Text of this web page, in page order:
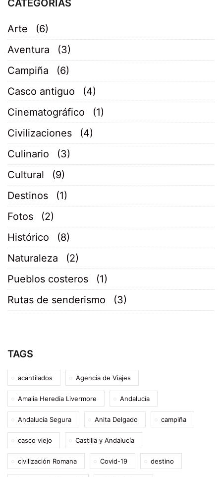
CATEGORÍAS
Arte
(6)
Aventura
(3)
Campiña
(6)
Casco antiguo
(4)
Cinematográfico
(1)
Civilizaciones
(4)
Culinario
(3)
Cultural
(9)
Destinos
(1)
Fotos
(2)
Histórico
(8)
Naturaleza
(2)
Pueblos costeros
(1)
Rutas de senderismo
(3)
TAGS
acantilados Agencia de Viajes
Amalia Heredia Livermore Andalucía
Andalucía Segura Anita Delgado campiña
casco viejo Castilla y Andalucía
civilización Romana Covid-19 destino